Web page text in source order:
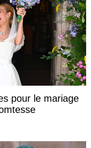
pour le mariage